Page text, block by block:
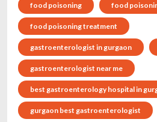
food poisoning food
food poisoning treatment
gastroenterologist in gurgaon
gastroenterologist near me
best gastroenterology hospital in
gurgaon best gastroenterologist